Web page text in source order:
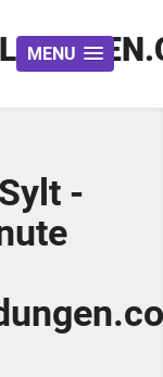
MENU
-